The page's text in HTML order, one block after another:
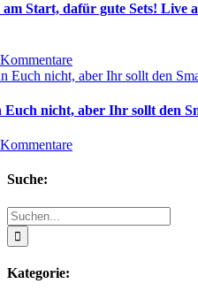
Start, dafür gute Sets! Live
nicht, aber Ihr sollt den
Suche:
Suche
nach:
Kategorie: